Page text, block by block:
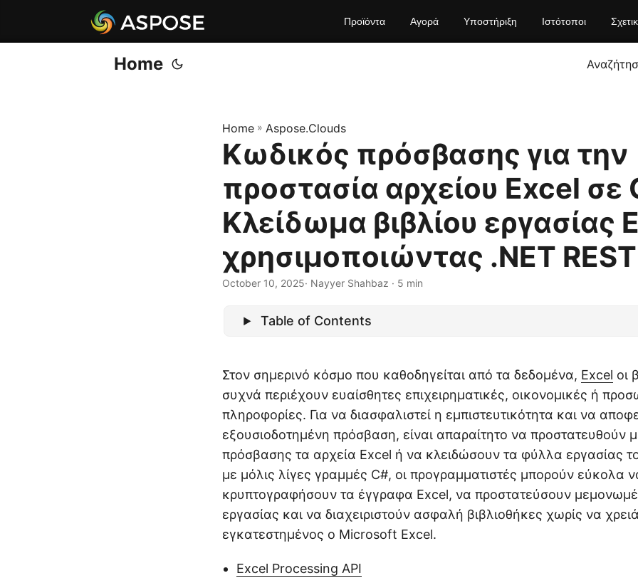
Προϊόντα Αγορά Υποστήριξη Ιστότοποι
Home
Home » Aspose.Clouds
Κωδικός πρόσβασης για την
προστασία αρχείου Excel σε
Κλείδωμα βιβλίου εργασίας
χρησιμοποιώντας .NET
October 10, 2025· Nayyer Shahbaz · 5 min
Table of Contents
Στον σημερινό κόσμο που καθοδηγείται από τα δεδομένα, Excel οι
συχνά περιέχουν ευαίσθητες επιχειρηματικές, οικονομικές ή
πληροφορίες. Για να διασφαλιστεί η εμπιστευτικότητα και να
εξουσιοδοτημένη πρόσβαση, είναι απαραίτητο να προστατευθούν
πρόσβασης τα αρχεία Excel ή να κλειδώσουν τα φύλλα εργασίας
με μόλις λίγες γραμμές C#, οι προγραμματιστές μπορούν εύκολα
κρυπτογραφήσουν τα έγγραφα Excel, να προστατεύσουν
εργασίας και να διαχειριστούν ασφαλή βιβλιοθήκες χωρίς να
εγκατεστημένος ο Microsoft Excel.
Excel Processing API